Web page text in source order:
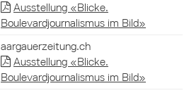
Ausstellung «Blicke.
Boulevardjournalismus im Bild»
aargauerzeitung.ch
Ausstellung «Blicke.
Boulevardjournalismus im Bild»